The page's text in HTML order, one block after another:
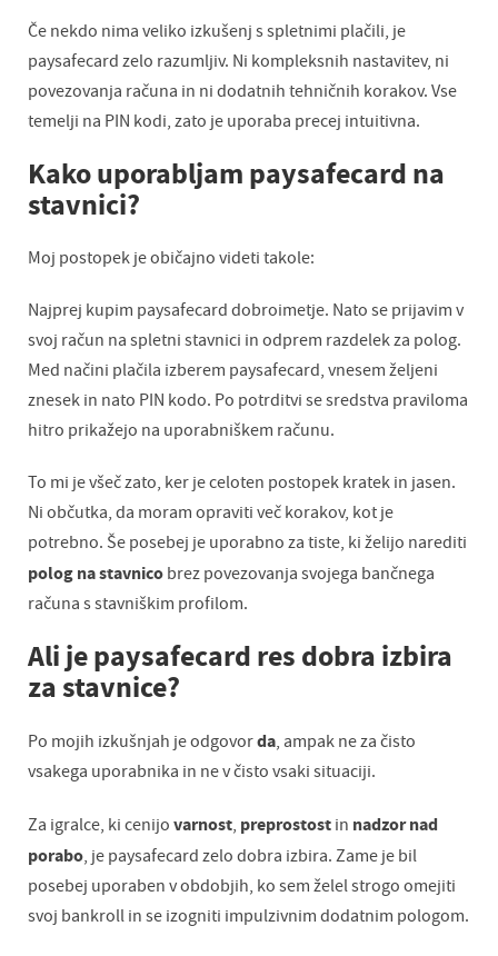
Če nekdo nima veliko izkušenj s spletnimi plačili, je
paysafecard zelo razumljiv. Ni kompleksnih nastavitev, ni
povezovanja računa in ni dodatnih tehničnih korakov. Vse
temelji na PIN kodi, zato je uporaba precej intuitivna.
Kako uporabljam paysafecard na
stavnici?
Moj postopek je običajno videti takole:
Najprej kupim paysafecard dobroimetje. Nato se prijavim v
svoj račun na spletni stavnici in odprem razdelek za polog.
Med načini plačila izberem paysafecard, vnesem željeni
znesek in nato PIN kodo. Po potrditvi se sredstva praviloma
hitro prikažejo na uporabniškem računu.
To mi je všeč zato, ker je celoten postopek kratek in jasen.
Ni občutka, da moram opraviti več korakov, kot je
potrebno. Še posebej je uporabno za tiste, ki želijo narediti
polog na stavnico brez povezovanja svojega bančnega
računa s stavniškim profilom.
Ali je paysafecard res dobra izbira
za stavnice?
Po mojih izkušnjah je odgovorda, ampak ne za čisto
vsakega uporabnika in ne v čisto vsaki situaciji.
Za igralce, ki cenijo varnost, preprostost in nadzor nad
porabo, je paysafecard zelo dobra izbira. Zame je bil
posebej uporaben v obdobjih, ko sem želel strogo omejiti
svoj bankroll in se izogniti impulzivnim dodatnim pologom.